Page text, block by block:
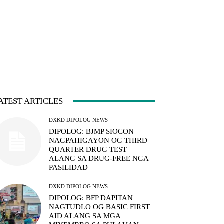
ARTICLES
DXKD DIPOLOG NEWS
DIPOLOG: BJMP SIOCON
NAGPAHIGAYON OG THIRD
QUARTER DRUG TEST
ALANG SA DRUG-FREE NGA
PASILIDAD
DXKD DIPOLOG NEWS
DIPOLOG: BFP DAPITAN
NAGTUDLO OG BASIC FIRST
AID ALANG SA MGA